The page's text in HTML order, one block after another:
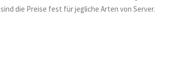
sind die Preise fest für jegliche Arten von Server.